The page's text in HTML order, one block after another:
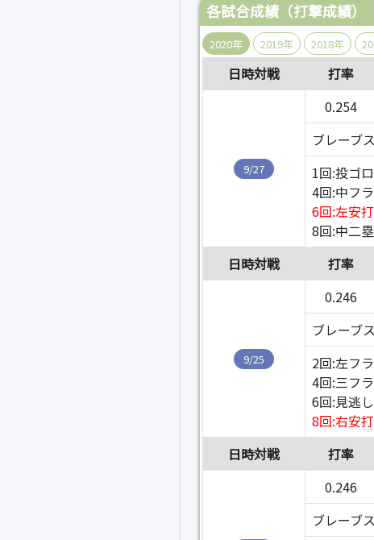
各試合成績（打撃成績）
2020年 2019年 2018年
日時対戦 打率
9/27
0.254
ブレーブ
1回:投ゴロ
4回:中フ
6回:左安打
8回:中二
日時対戦
打率
9/25
0.246
ブレーブ
2回:左フ
4回:三フ
6回:見逃
8回:右安打
日時対戦
打率
0.246
ブレーブ